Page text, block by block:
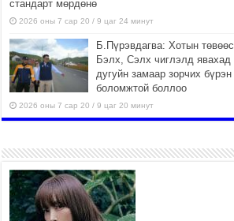
стандарт мөрдөнө
2026 оны 7 сар 20 / 9 цаг 24 минут
Б.Пүрэвдагва: Хотын төвөөс
Бэлх, Сэлх чиглэлд явахад
дугуйн замаар зорчих бүрэн
боломжтой боллоо
2026 оны 7 сар 20 / 9 цаг 20 минут
шугам хоолойн ажил 80
хувьтай үргэлжилж байна
2026 оны 7 сар 20 / 9 цаг 14 минут
Усархаг аадар бороо орж